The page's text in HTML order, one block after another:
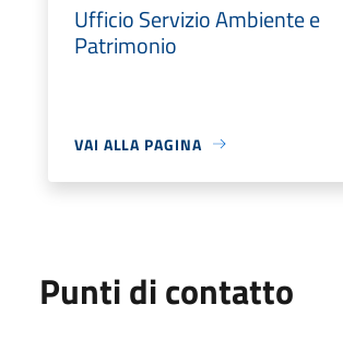
Ufficio Servizio Ambiente e
Patrimonio
VAI ALLA PAGINA
Punti di contatto